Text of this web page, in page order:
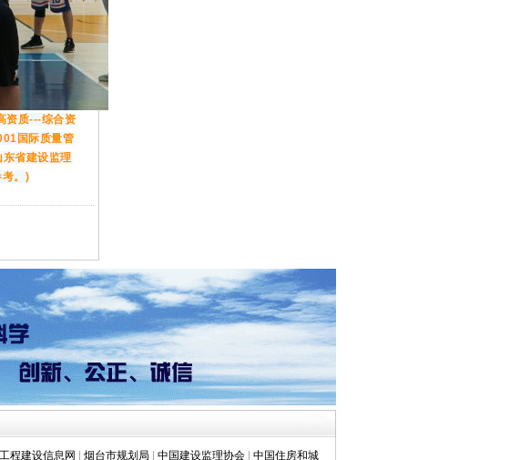
资质---综合资
国际质量管
省建设监理
考。)
程建设信息网 | 烟台市规划局 | 中国建设监理协会 | 中国住房和城